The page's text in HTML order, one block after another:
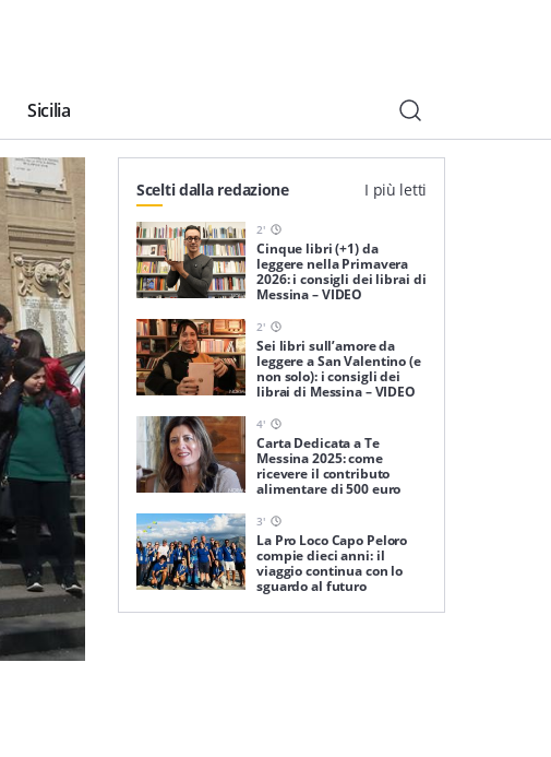
Sicilia
Scelti dalla redazione I più letti
2'
Cinque libri (+1) da
leggere nella Primavera
2026: i consigli dei librai di
Messina – VIDEO
2'
Sei libri sull’amore da
leggere a San Valentino (e
non solo): i consigli dei
librai di Messina – VIDEO
4'
Carta Dedicata a Te
Messina 2025: come
ricevere il contributo
alimentare di 500 euro
3'
La Pro Loco Capo Peloro
compie dieci anni: il
viaggio continua con lo
sguardo al futuro